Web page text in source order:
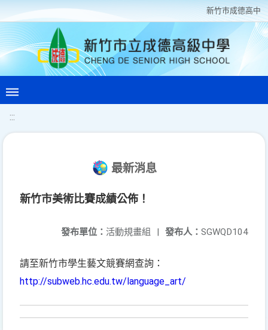
新竹巿成德高中
:::
最新消息
新竹市美術比賽成績公佈！
發布人： SGWQD104
發布單位： 活動規畫組 |
請至新竹市學生藝文競賽網查詢：
http://subweb.hc.edu.tw/language_art/